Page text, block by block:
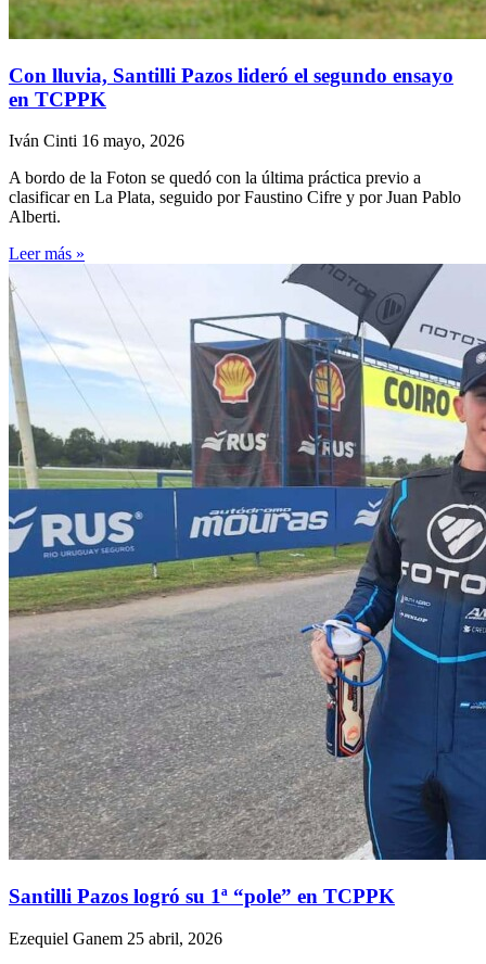
Con lluvia, Santilli Pazos lideró el segundo ensayo
en TCPPK
Iván Cinti 16 mayo, 2026
A bordo de la Foton se quedó con la última práctica previo a
clasificar en La Plata, seguido por Faustino Cifre y por Juan Pablo
Alberti.
Leer más »
Santilli Pazos logró su 1ª “pole” en TCPPK
Ezequiel Ganem 25 abril, 2026